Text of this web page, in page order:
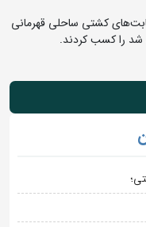
کشتی ساحلی قهرمانی
شد را کسب کردند.